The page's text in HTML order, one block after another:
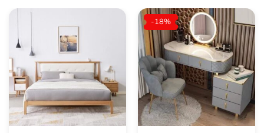
-18%